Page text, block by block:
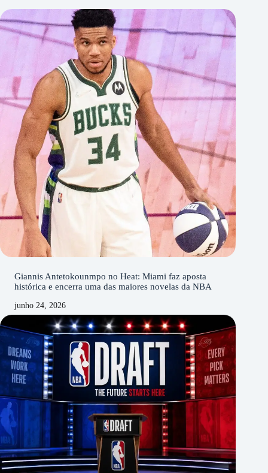
Giannis Antetokounmpo no Heat: Miami faz aposta
histórica e encerra uma das maiores novelas da NBA
junho 24, 2026